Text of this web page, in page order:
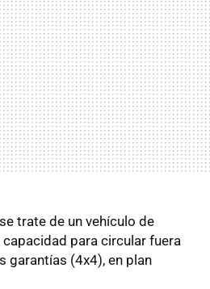
trate de un vehículo de
para circular fuera
garantías (4x4), en plan